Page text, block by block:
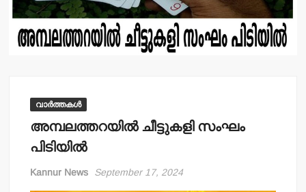
വാർത്തകൾ
അമ്പലത്തറയില്‍ ചീട്ടുകളി സംഘം
പിടിയില്‍
Kannur News September 17, 2024